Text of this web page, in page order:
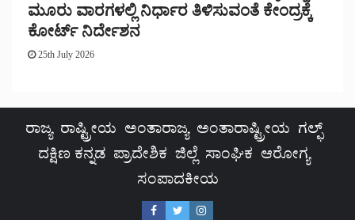
ಮೂರು ವಾರಗಳಲ್ಲಿ ನಿರ್ಧಾರ ತಿಳಿಸುವಂತೆ ಕೇಂದ್ರಕ್ಕೆ
ಕೋರ್ಟ್ ನಿರ್ದೇಶನ
25th July 2026
ರಾಜ್ಯ ರಾಷ್ಟ್ರೀಯ ಅಂತಾರಾಜ್ಯ ಅಂತಾರಾಷ್ಟ್ರೀಯ ಗಲ್ಫ್
ದಕ್ಷಿಣ ಕನ್ನಡ ಪ್ರಾದೇಶಿಕ ಜಿಲ್ಲೆ ಸಾಂಘಿಕ ಆರೋಗ್ಯ
ಸಂಪಾದಕೀಯ